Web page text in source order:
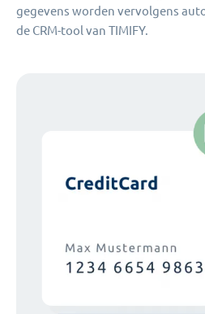
gegevens worden vervolgens
de CRM-tool van TIMIFY.